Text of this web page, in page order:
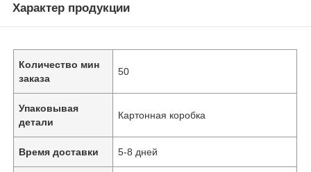
Характер продукции
Количество мин
заказа
50
Упаковывая
детали
Картонная коробка
Время доставки 5-8 дней